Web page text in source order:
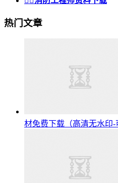
热门文章
材免费下载（高清无水印-